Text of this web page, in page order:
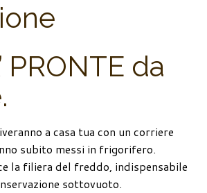
PRONTE da
a casa tua con un corriere
subito messi in frigorifero.
la filiera del freddo, indispensabile
sottovuoto.